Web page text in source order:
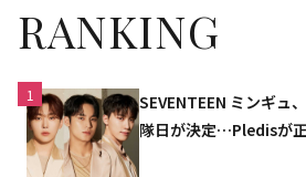
RANKING
1
SEVENTEEN ミンギュ
隊日が決定…Pledisが